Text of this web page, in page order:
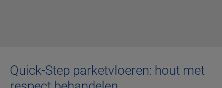
Quick-Step parketvloeren: hout met